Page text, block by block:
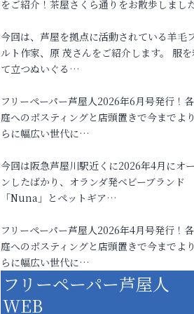
をご紹介！茶屋さくら通りをお散歩しまし
今回は、芦屋を拠点に活動されている羊毛
ルト作家、原 茂さんをご紹介します。 服を
て立つぬいぐる…
フリーペーパー芦屋人2026年6月号発行！
庭へのポスティングと店頭置きで今までよ
らに幅広い世代に…
今回は阪急芦屋川駅近くに2026年4月にオ
ンしたばかり、オランダ発ベビーブランド
「Nuna」とペットギア…
フリーペーパー芦屋人2026年4月号発行！
庭へのポスティングと店頭置きで今までよ
らに幅広い世代に…
フリーペーパー芦屋人
WEB